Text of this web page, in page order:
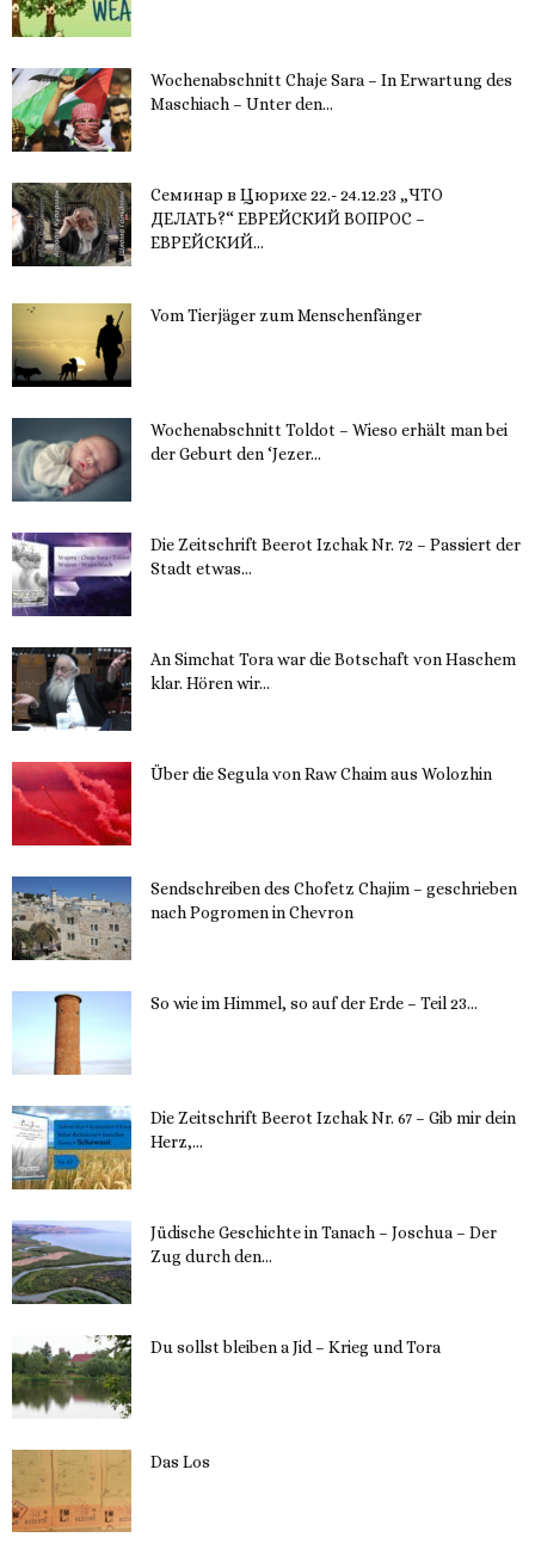
Wochenabschnitt Chaje Sara – In Erwartung des
Maschiach – Unter den...
Семинар в Цюрихе 22.- 24.12.23 „ЧТО
ДЕЛАТЬ?“ ЕВРЕЙСКИЙ ВОПРОС –
ЕВРЕЙСКИЙ...
Vom Tierjäger zum Menschenfänger
Wochenabschnitt Toldot – Wieso erhält man bei
der Geburt den ‘Jezer...
Die Zeitschrift Beerot Izchak Nr. 72 – Passiert der
Stadt etwas...
An Simchat Tora war die Botschaft von Haschem
klar. Hören wir...
Über die Segula von Raw Chaim aus Wolozhin
Sendschreiben des Chofetz Chajim – geschrieben
nach Pogromen in Chevron
So wie im Himmel, so auf der Erde – Teil 23...
Die Zeitschrift Beerot Izchak Nr. 67 – Gib mir dein
Herz,...
Jüdische Geschichte in Tanach – Joschua – Der
Zug durch den...
Du sollst bleiben a Jid – Krieg und Tora
Das Los